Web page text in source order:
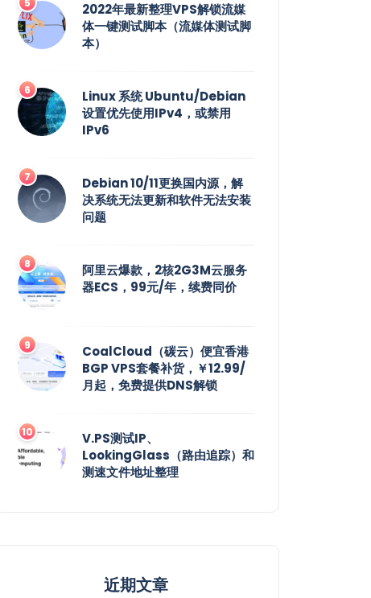
2022年最新整理VPS解锁流媒
体一键测试脚本（流媒体测试脚
本）
Linux 系统 Ubuntu/Debian
设置优先使用IPv4，或禁用
IPv6
Debian 10/11更换国内源，解
决系统无法更新和软件无法安装
问题
阿里云爆款，2核2G3M云服务
器ECS，99元/年，续费同价
CoalCloud（碳云）便宜香港
BGP VPS套餐补货，￥12.99/
月起，免费提供DNS解锁
V.PS测试IP、
LookingGlass（路由追踪）和
测速文件地址整理
近期文章